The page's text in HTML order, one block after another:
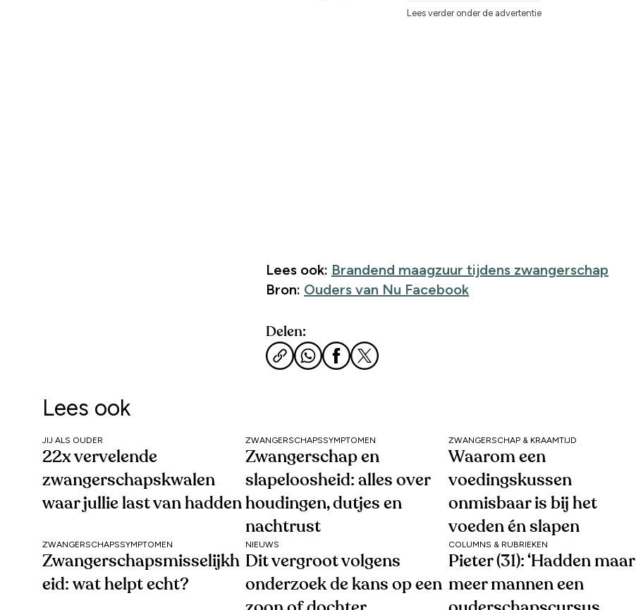
Lees verder onder de advertentie
Lees ook: Brandend maagzuur tijdens zwangerschap
Bron: Ouders van Nu Facebook
Delen:
Lees ook
JIJ ALS OUDER
22x vervelende
zwangerschapskwalen
waar jullie last van hadden
ZWANGERSCHAPSSYMPTOMEN
Zwangerschap en
slapeloosheid: alles over
houdingen, dutjes en
nachtrust
ZWANGERSCHAP & KRAAMTIJD
Waarom een
voedingskussen
onmisbaar is bij het
voeden én slapen
ZWANGERSCHAPSSYMPTOMEN
Zwangerschapsmisselijkh
eid: wat helpt echt?
NIEUWS
Dit vergroot volgens
onderzoek de kans op een
COLUMNS & RUBRIEKEN
Pieter (31): ‘Hadden maar
meer mannen een